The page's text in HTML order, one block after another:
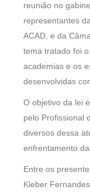
reunião no
representantes
ACAD, e da
tema tratado foi
academias e os
desenvolvidas
O objetivo da lei
pelo Profissional
diversos dessa
enfrentamento
Entre os
Kleber